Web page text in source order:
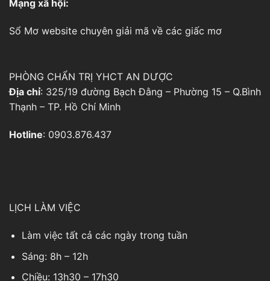
Mạng xã hội:
Sổ Mơ website chuyên giải mã về các giấc mơ
PHÒNG CHẨN TRỊ YHCT AN DƯỢC
Địa chỉ: 325/19 đường Bạch Đằng – Phường 15 – Q.Bình
Thạnh – TP. Hồ Chí Minh
Hotline: 0903.876.437
LỊCH LÀM VIỆC
Làm việc tất cả các ngày trong tuần
Sáng: 8h – 12h
Chiều: 13h30 – 17h30